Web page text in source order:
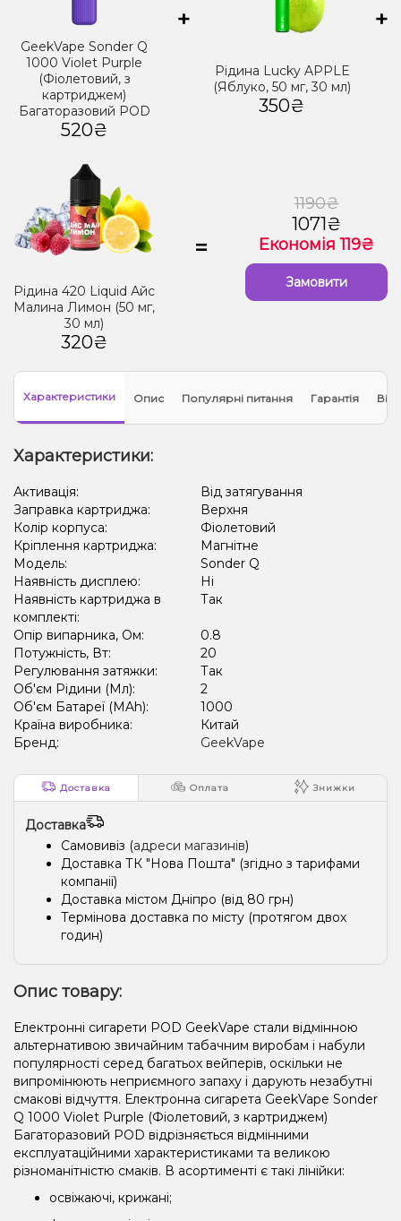
GeekVape Sonder Q
1000 Violet Purple
(Фіолетовий, з
картриджем)
Багаторазовий POD
520₴
+
Рідина Lucky APPLE
(Яблуко, 50 мг, 30 мл)
350₴
+
Рідина 420 Liquid Айс
Малина Лимон (50 мг,
30 мл)
320₴
=
1190₴
1071₴
Економія 119₴
Замовити
Характеристики Опис Популярні питання Гарантія
Характеристики:
Активація:
Від затягування
Заправка картриджа:
Верхня
Колір корпуса:
Фіолетовий
Кріплення картриджа:
Магнітне
Модель:
Sonder Q
Наявність дисплею:
Ні
Наявність картриджа в
комплекті:
Так
Опір випарника, Ом:
0.8
Потужність, Вт:
20
Регулювання затяжки:
Так
Об'єм Рідини (Мл):
2
Об'єм Батареї (MAh):
1000
Країна виробника:
Китай
Бренд:
GeekVape
Доставка Оплата Знижки
Доставка
Самовивіз (адреси магазинів)
Доставка ТК "Нова Пошта" (згідно з тарифами
компанії)
Доставка містом Дніпро (від 80 грн)
Термінова доставка по місту (протягом двох
годин)
Опис товару:
Електронні сигарети POD GeekVape стали відмінною
альтернативою звичайним табачним виробам і набули
популярності серед багатьох вейперів, оскільки не
випромінюють неприємного запаху і дарують незабутні
смакові відчуття. Електронна сигарета GeekVape Sonder
Q 1000 Violet Purple (Фіолетовий, з картриджем)
Багаторазовий POD відрізняється відмінними
експлуатаційними характеристиками та великою
різноманітністю смаків. В асортименті є такі лінійки:
освіжаючі, крижані;